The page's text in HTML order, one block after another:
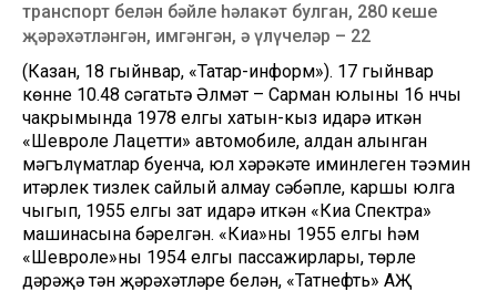
транспорт белән бәйле һәлакәт булган, 280 кеше
җәрәхәтләнгән, имгәнгән, ә үлүчеләр – 22
(Казан, 18 гыйнвар, «Татар-информ»). 17 гыйнвар
көнне 10.48 сәгатьтә Әлмәт – Сарман юлының 16 нчы
чакрымында 1978 елгы хатын-кыз идарә иткән
«Шевроле Лацетти» автомобиле, алдан алынган
мәгълүматлар буенча, юл хәрәкәте иминлеген тәэмин
итәрлек тизлек сайлый алмау сәбәпле, каршы юлга
чыгып, 1955 елгы зат идарә иткән «Киа Спектра»
машинасына бәрелгән. «Киа»ның 1955 елгы һәм
«Шевроле»ның 1954 елгы пассажирлары, төрле
дәрәҗә тән җәрәхәтләре белән, «Татнефть» АҖ